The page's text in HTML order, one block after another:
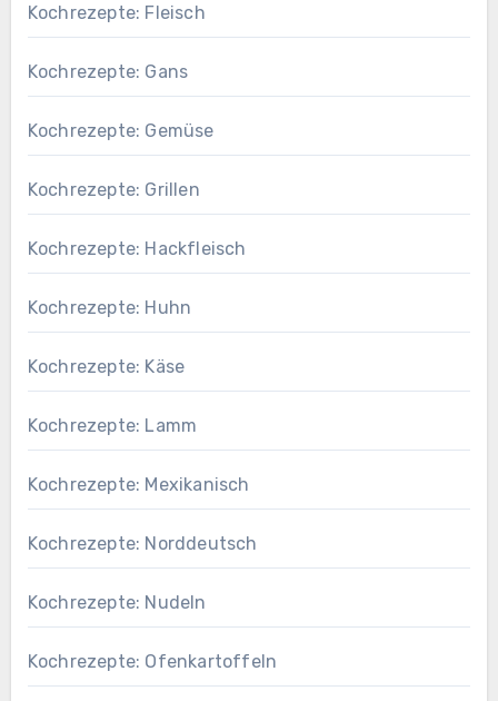
Kochrezepte: Fleisch
Kochrezepte: Gans
Kochrezepte: Gemüse
Kochrezepte: Grillen
Kochrezepte: Hackfleisch
Kochrezepte: Huhn
Kochrezepte: Käse
Kochrezepte: Lamm
Kochrezepte: Mexikanisch
Kochrezepte: Norddeutsch
Kochrezepte: Nudeln
Kochrezepte: Ofenkartoffeln